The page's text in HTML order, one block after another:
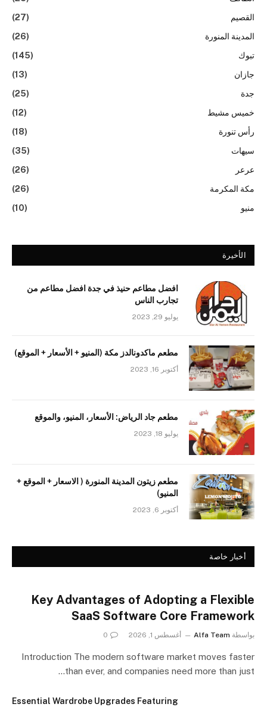
القصيم
(27)
المدينة المنورة
(26)
تبوك
(145)
جازان
(13)
جدة
(25)
خميس مشيط
(12)
رأس تنورة
(18)
سيهات
(35)
عرعر
(26)
مكة المكرمة
(26)
منيو
(10)
الأخيرة
افضل مطاعم حنيذ في جدة افضل مطاعم من
تجارب الناس
يوليو 29, 2023
مطعم ماكدونالدز مكة (المنيو + الأسعار + الموقع)
أكتوبر 16, 2023
مطعم جاد الرياض: الأسعار، المنيو، والموقع
يوليو 18, 2023
مطعم زيتون المدينة المنورة ( الاسعار + الموقع +
المنيو)
أكتوبر 6, 2023
أخبار خاصة
Key Advantages of Adopting a Flexible
SaaS Software Core Framework
بواسطة Alfa Team أغسطس 1, 2026 0
Introduction The modern software market moves faster
than ever, and companies need more than just…
Essential Wardrobe Upgrades Featuring